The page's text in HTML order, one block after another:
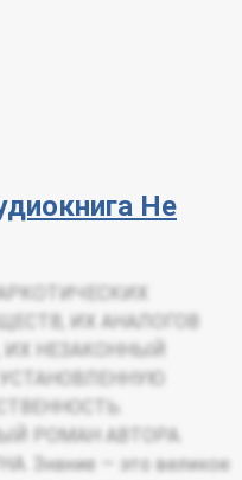
Не
ИХ АНАЛОГОВ
ИХ НЕЗАКОННЫЙ
РОМАН АВТОРА.
Знание — это великое